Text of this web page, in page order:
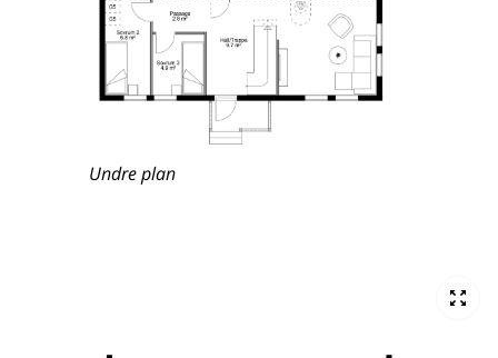
Undre plan